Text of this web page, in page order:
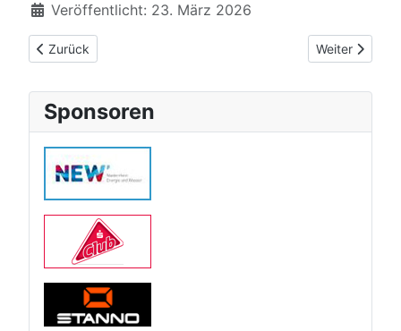
Veröffentlicht: 23. März 2026
Vorheriger Beitrag: Trainingszeiten in den Osterferien
Zurück Nächster
Weiter
Sponsoren